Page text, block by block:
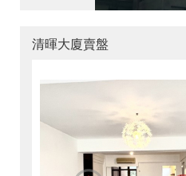
清暉大廈賣盤